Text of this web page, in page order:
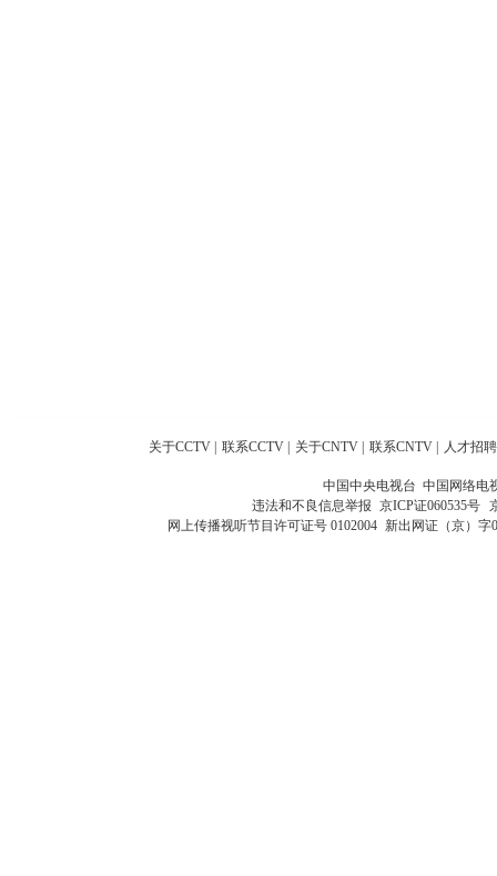
关于CCTV 联系CCTV 关于CNTV 联系CNTV 人才招聘
中国中央电视台 中国网络电
违法和不良信息举报 京ICP证060535号
网上传播视听节目许可证号 0102004 新出网证（京）